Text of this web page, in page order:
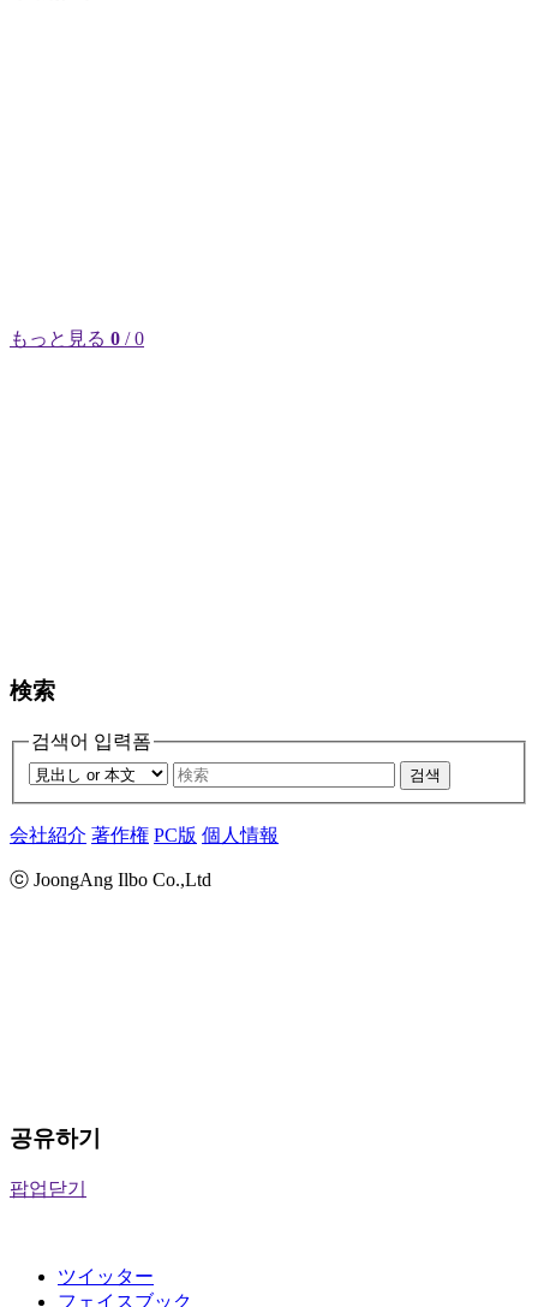
もっと見る 0 / 0
検索
검색어 입력폼
검색
会社紹介 著作権 PC版 個人情報
ⓒ JoongAng Ilbo Co.,Ltd
공유하기
팝업닫기
ツイッター
フェイスブック